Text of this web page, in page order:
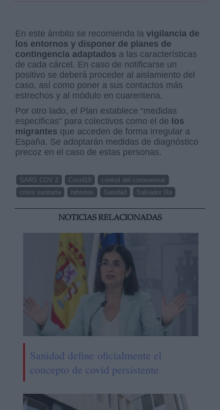
En este ámbito se recomienda la vigilancia de
los entornos y disponer de planes de
contingencia adaptados a las características
de cada cárcel. En caso de notificarse un
positivo se deberá proceder al aislamiento del
caso, así como poner a sus contactos más
estrechos y al módulo en cuarentena.
Por otro lado, el Plan establece “medidas
especificas” para colectivos como el de los
migrantes que acceden de forma irregular a
España. Se adoptarán medidas de diagnóstico
precoz en el caso de estas personas.
SARS COV 2 Covid19
control del coronavirus
crisis sanitaria
rebrotes Sanidad Salvador Illa
NOTICIAS RELACIONADAS
Sanidad define oficialmente el
concepto de covid persistente